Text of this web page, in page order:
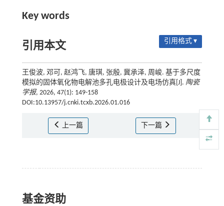
Key words
引用本文 引用格式 ▾
王俊波, 邓可, 赵鸿飞, 唐琪, 张殷, 冀承泽, 周峻. 基于多尺度
模拟的固体氧化物电解池多孔电极设计及电场仿真[J]. 陶瓷
学报, 2026, 47(1): 149-158
DOI:10.13957/j.cnki.tcxb.2026.01.016
上一篇 下一篇
基金资助